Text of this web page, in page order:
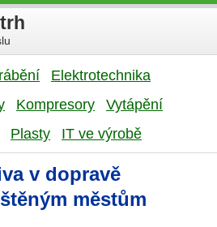
Elektrotechnika
Kompresory
Vytápění
Plasty IT ve výrobě
v dopravě
městům